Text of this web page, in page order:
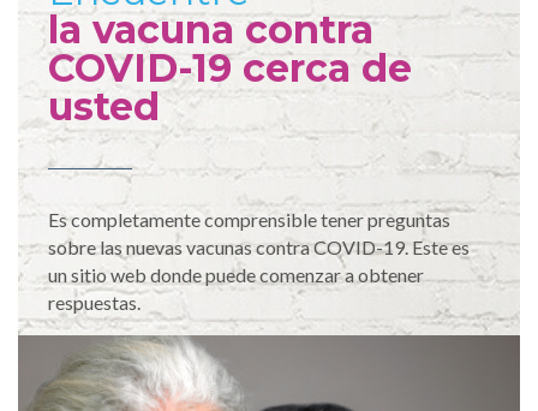
la vacuna contra
COVID-19 cerca de
usted
Es completamente comprensible tener preguntas
sobre las nuevas vacunas contra COVID-19. Este es
un sitio web donde puede comenzar a obtener
respuestas.